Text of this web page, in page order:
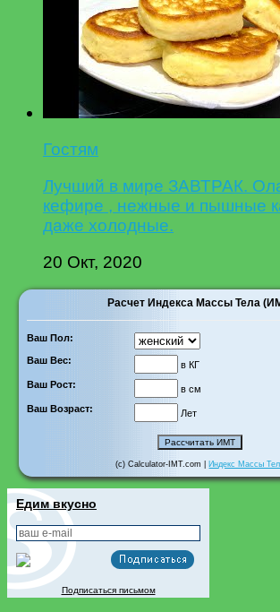
Гостям
Лучший в мире ЗАВТРАК.
кефире , нежные и пышные
даже холодные.
20 Окт, 2020
Расчет Индекса Массы Тела
Ваш Пол:
Ваш Вес:
в КГ
Ваш Рост:
в см
Ваш Возраст:
Лет
(c) Calculator-IMT.com | Индекс Массы
Едим вкусно
Подписаться письмом